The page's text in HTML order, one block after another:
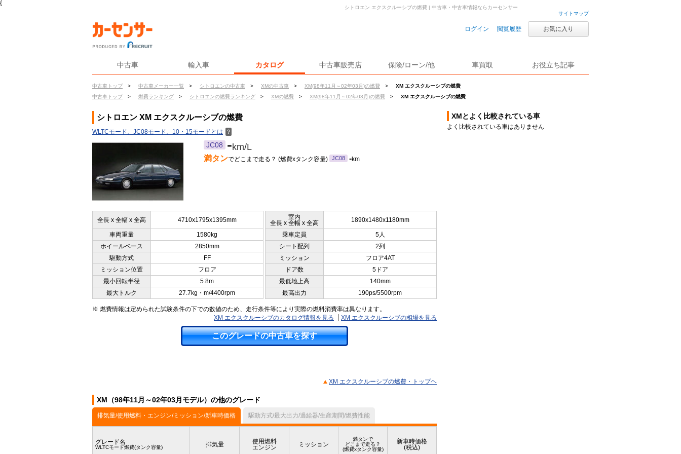
{
サイトマップ
ログイン 閲覧履歴 お気に入り
中古車 輸入車 カタログ 中古車販売店 保険/ローン/他 車買取 お役立ち記事
中古車トップ > 中古車メーカー一覧 > シトロエンの中古車 > XMの中古車 > XM(98年11月～02年03月)の燃費 >
XM エクスクルーシブの燃費
中古車トップ
> 燃費ランキング > シトロエンの燃費ランキング > XMの燃費 > XM(98年11月～02年03月)の燃費 > XM エクスクルーシブの燃費
シトロエン エクスクルーシブの燃費 | 中古車・中古車情報ならカーセンサー
シトロエン XM エクスクルーシブの燃費
WLTCモード、JC08モード、10・15モードとは ？
JC08 -km/L
満タンでどこまで走る？ (燃費xタンク容量) JC08 -km
全長 x 全幅 x 全高 4710x1795x1395mm
室内
全長 x 全幅 x 全高
1890x1480x1180mm
車両重量 1580kg 乗車定員
5人
ホイールベース
2850mm シート配列
2列
駆動方式
FF ミッション
フロア4AT
ミッション位置
フロア ドア数
5ドア
最小回転半径
5.8m 最低地上高
140mm
最大トルク
27.7kg・m/4400rpm 最高出力 190ps/5500rpm
※ 燃費情報は定められた試験条件の下での数値のため、走行条件等により実際の燃料消費率は異なります。
XM エクスクルーシブのカタログ情報を見る
XM エクスクルーシブの相場を見る
このグレードの中古車を探す
XM エクスクルーシブの燃費・トップヘ
XM（98年11月～02年03月モデル）の他のグレード
排気量/使用燃料・エンジン/ミッション/新車時価格 駆動方式/最大出力/過給器/生産期間/燃費性能
グレード名
WLTCモード燃費(タンク容量) 排気量
使用燃料
エンジン
ミッション
満タンで
どこまで走る？
(燃費xタンク容量)
新車時価格
(税込)
XMとよく比較されている車
よく比較されている車はありません